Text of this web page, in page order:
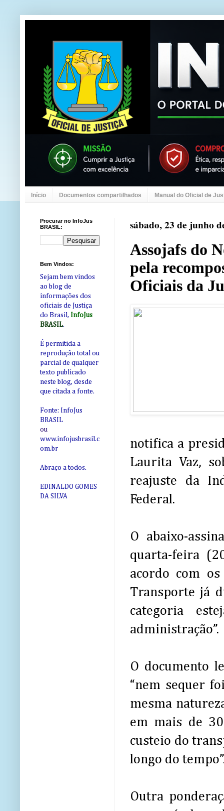
Início Documentos compartilhados Manual do Oficial de
sábado, 23 de junho
Assojafs do
pela
Oficiais da
notifica a
Laurita Vaz,
reajuste da
Federal.
O abaixo-
quarta-feira
acordo com os
Transporte já
categoria
administração”.
O documento
“nem sequer
mesma
em mais de
custeio do
longo do
Outra
Procurar no InfoJus
BRASIL:
Bem Vindos:
Sejam bem vindos
ao blog de
informações dos
oficiais de Justiça
do Brasil, InfoJus
BRASIL.
É permitida a
reprodução total ou
parcial de qualquer
texto publicado
neste blog, desde
que citada a fonte.
Fonte: InfoJus
BRASIL
ou
www.infojusbrasil.c
om.br
Abraço a todos.
EDINALDO GOMES
DA SILVA